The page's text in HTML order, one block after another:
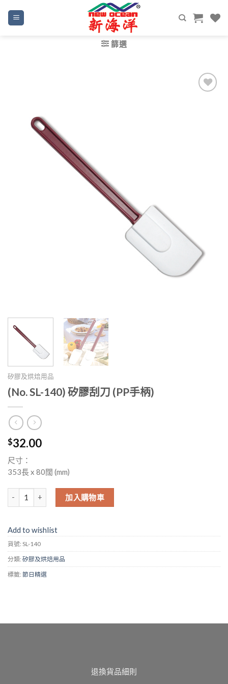
content
篩選
矽膠及烘焙用品
(No. SL-140) 矽膠刮刀 (PP手柄)
$32.00
尺寸：
353長 x 80闊 (mm)
(No. SL-140) 矽膠刮刀 (PP手柄) 數量
加入購物車
Add to wishlist
貨號: SL-140
分類: 矽膠及烘焙用品
標籤: 節日精選
退換貨品細則